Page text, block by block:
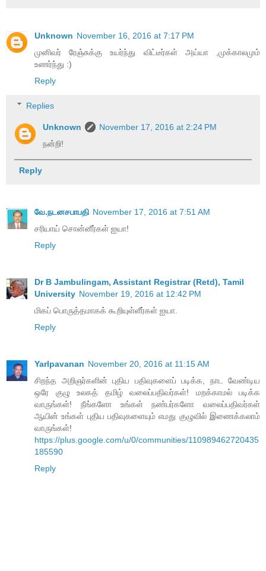
Unknown November 16, 2016 at 7:17 PM
முனிவர் ரேஞ்சுக்கு உயர்ந்து விட்டீர்கள் அய்யா ,முக்காலமும்
உணர்ந்து :)
Reply
Replies
Unknown
November 17, 2016 at 2:24 PM
நன்றி!
Reply
வே.நடனசபாபதி November 17, 2016 at 7:51 AM
சரியாய் சொன்னீர்கள் ஐயா!
Reply
Dr B Jambulingam, Assistant Registrar (Retd), Tamil
University November 19, 2016 at 12:42 PM
மிகப் பொருத்தமாகக் கூறியுள்ளீர்கள் ஐயா.
Reply
Yarlpavanan November 20, 2016 at 11:15 AM
சிறந்த அறிஞர்களின் புதிய பதிவுகளைப் படிக்க, நாட வேண்டிய
ஒரே குழு உலகத் தமிழ் வலைப்பதிவர்கள்! மறக்காமல் படிக்க
வாருங்கள்! நீங்களோ உங்கள் நண்பர்களோ வலைப்பதிவர்கள்
ஆயின் உங்கள் புதிய பதிவுகளையும் எமது குழுவில் இணைக்கலாம்
வாருங்கள்!
https://plus.google.com/u/0/communities/110989462720435
185590
Reply